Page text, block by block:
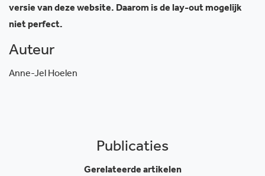
versie van deze website. Daarom is de lay-out mogelijk
niet perfect.
Auteur
Anne-Jel Hoelen
Publicaties
Gerelateerde artikelen